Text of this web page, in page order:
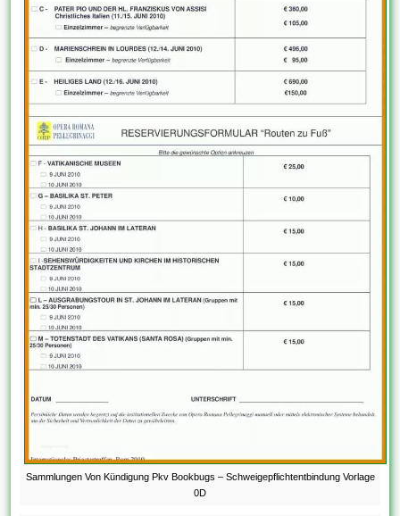
Sammlungen Von Kündigung Pkv Bookbugs – Schweigepflichtentbindung Vorlage
0D